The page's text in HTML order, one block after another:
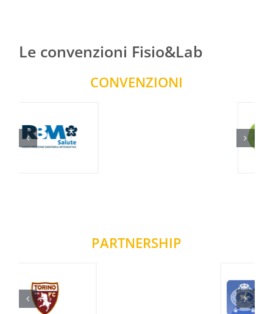
Le convenzioni Fisio&Lab
CONVENZIONI
PARTNERSHIP